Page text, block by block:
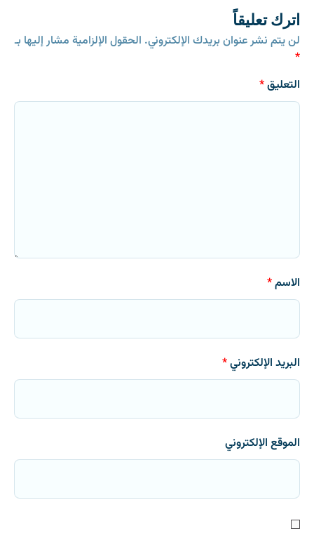
اترك تعليقاً
لن يتم نشر عنوان بريدك الإلكتروني. الحقول الإلزامية مشار إليها بـ
*
التعليق*
الاسم*
البريد الإلكتروني*
الموقع الإلكتروني